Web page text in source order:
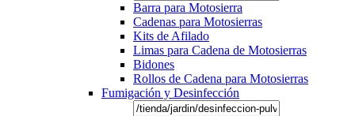
Barra para Motosierra
Cadenas para Motosierras
Kits de Afilado
Limas para Cadena de Motosierras
Bidones
Rollos de Cadena para Motosierras
Fumigación y Desinfección